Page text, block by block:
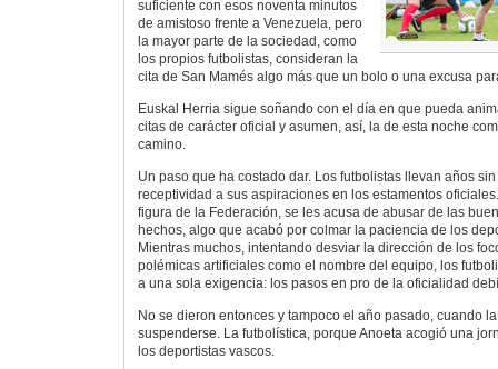
suficiente con esos noventa minutos
de amistoso frente a Venezuela, pero
la mayor parte de la sociedad, como
los propios futbolistas, consideran la
cita de San Mamés algo más que un bolo o una excusa
Euskal Herria sigue soñando con el día en que pueda
citas de carácter oficial y asumen, así, la de esta noche
camino.
Un paso que ha costado dar. Los futbolistas llevan años
receptividad a sus aspiraciones en los estamentos
figura de la Federación, se les acusa de abusar de las
hechos, algo que acabó por colmar la paciencia de los
Mientras muchos, intentando desviar la dirección de los
polémicas artificiales como el nombre del equipo, los
a una sola exigencia: los pasos en pro de la oficialidad
No se dieron entonces y tampoco el año pasado, cuando
suspenderse. La futbolística, porque Anoeta acogió una
los deportistas vascos.